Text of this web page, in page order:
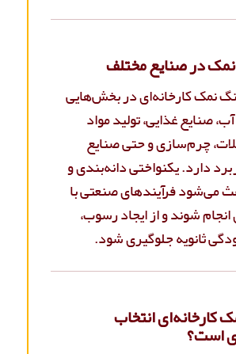
در صنایع مختلف
نمک کارخانه‌ای در بخش‌هایی
صنایع غذایی، تولید مواد
چرم‌سازی و حتی صنایع
دارد. یکنواختی دانه‌بندی و
می‌شود فرآیندهای صنعتی با
شوند و از ایجاد رسوب،
ثانویه جلوگیری شود.
کارخانه‌ای انتخاب
است؟